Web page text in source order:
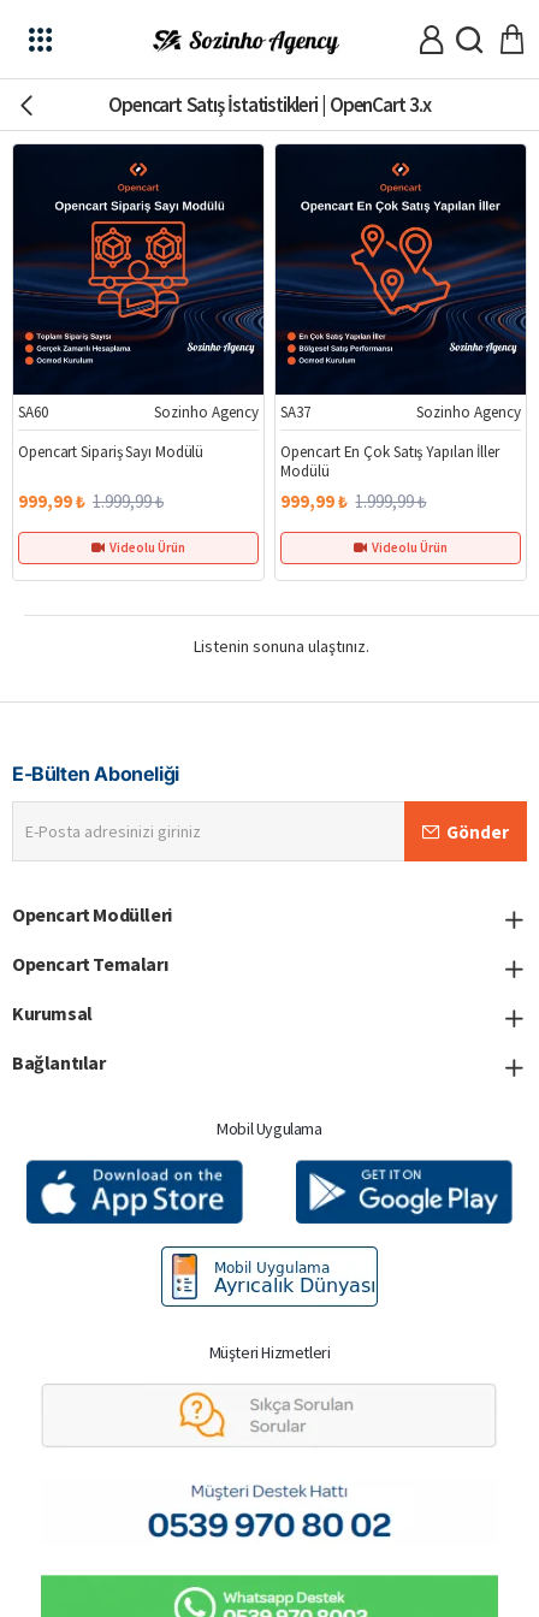
Opencart Satış İstatistikleri | OpenCart 3.x
%50
SA60
Sozinho Agency
Opencart Sipariş Sayı Modülü
999,99 ₺ 1.999,99 ₺
Videolu Ürün
%50
SA37
Sozinho Agency
Opencart En Çok Satış Yapılan İller
Modülü
999,99 ₺ 1.999,99 ₺
Videolu Ürün
Listenin sonuna ulaştınız.
E-Bülten Aboneliği
Posta
adresinizi
Gönder
Opencart Modülleri
Opencart Temaları
Kurumsal
Bağlantılar
Mobil Uygulama
Müşteri Hizmetleri